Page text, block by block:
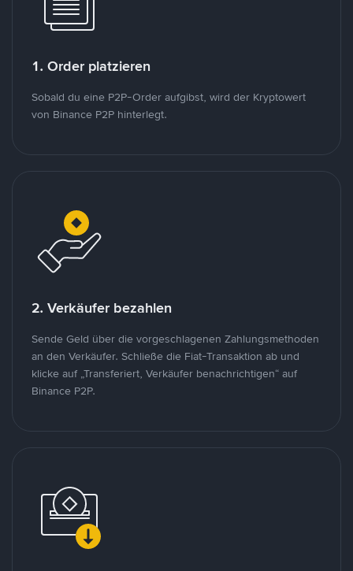
1. Order platzieren
Sobald du eine P2P-Order aufgibst, wird der Kryptowert
von Binance P2P hinterlegt.
2. Verkäufer bezahlen
Sende Geld über die vorgeschlagenen Zahlungsmethoden
an den Verkäufer. Schließe die Fiat-Transaktion ab und
klicke auf „Transferiert, Verkäufer benachrichtigen“ auf
Binance P2P.